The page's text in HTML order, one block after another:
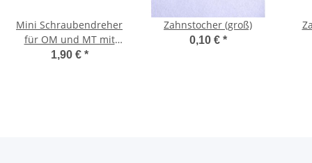
Mini Schraubendreher
für OM und MT mit
Korkenzieher
1,90 € *
Zahnstocher (groß)
0,10 € *